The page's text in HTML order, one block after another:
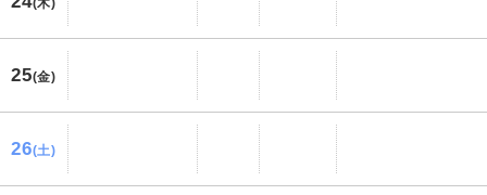
25(金)
26(土)